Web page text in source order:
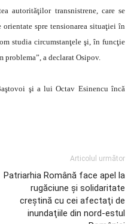
autorităţilor transnistrene, care se
spre tensionarea situaţiei în
studia circumstanţele şi, în funcţie
problema”, a declarat Osipov.
şi a lui Octav Esinencu încă
Articolul următor
Patriarhia Română face apel la
rugăciune şi solidaritate
creştină cu cei afectaţi de
inundaţiile din nord-estul